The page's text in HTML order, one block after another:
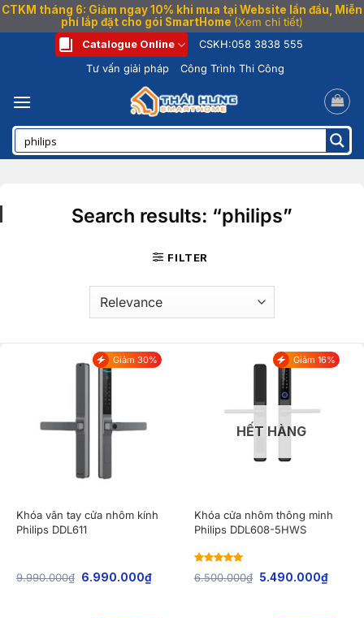
CTKM tháng 6: Giảm ngay 10% khi mua tại Website lần đầu, Miễn
phí lắp đặt cho gói SmartHome (Xem chi tiết)
dung
Catalogue Online CSKH:058 3838 555
Tư vấn giải pháp
Công Trình Thi Công
Search results: “philips”
FILTER
Giảm 30%
Khóa vân tay cửa nhôm kính
Philips DDL611
9.990.000₫ 6.990.000₫
Giảm 16%
HẾT HÀNG
Khóa cửa nhôm thông minh
Philips DDL608-5HWS
Rated5
out
of 5
6.500.000₫ 5.490.000₫